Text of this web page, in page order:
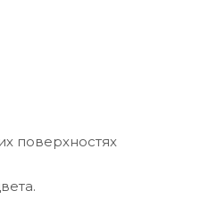
поверхностях